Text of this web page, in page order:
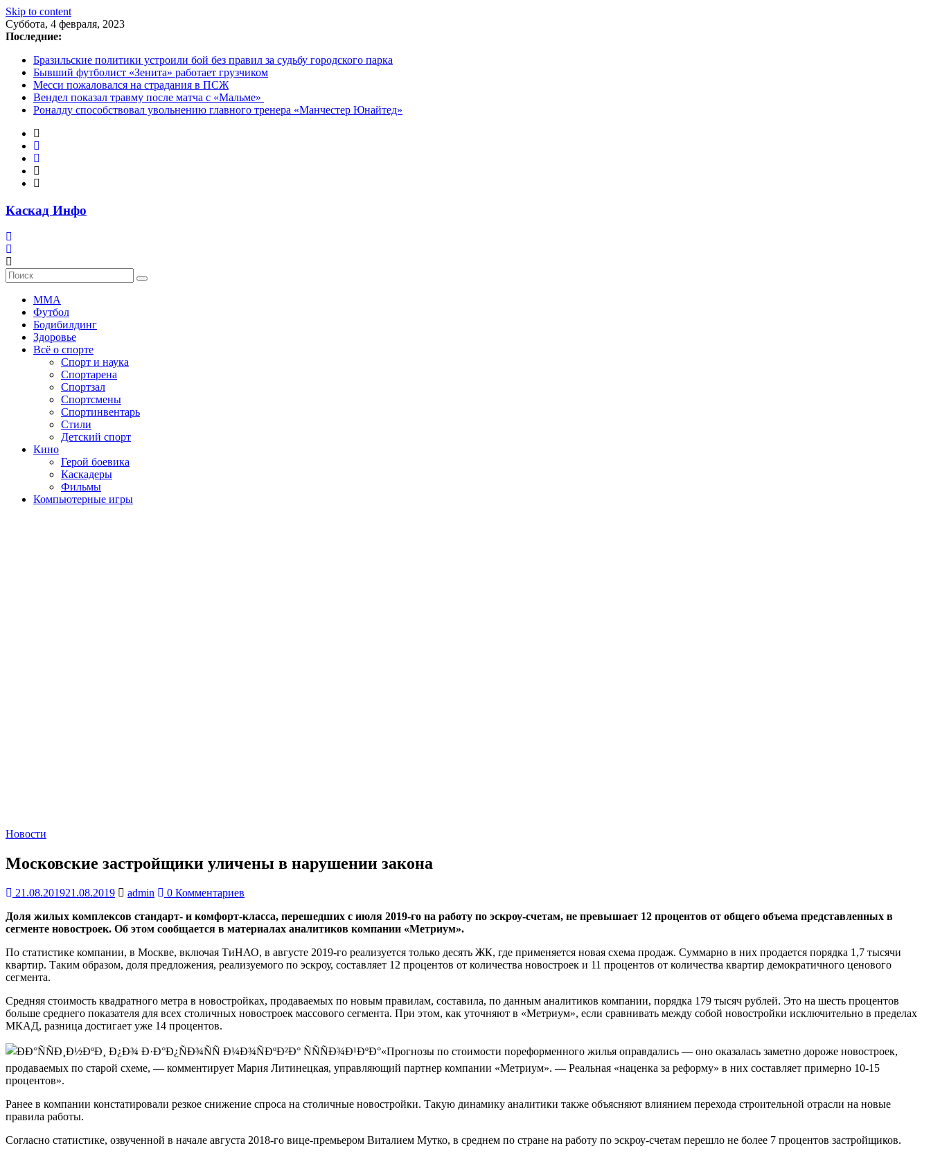
Skip to content
Суббота, 4 февраля, 2023
Последние:
Бразильские политики устроили бой без правил за судьбу городского парка
Бывший футболист «Зенита» работает грузчиком
Месси пожаловался на страдания в ПСЖ
Вендел показал травму после матча с «Мальме»
Роналду способствовал увольнению главного тренера «Манчестер Юнайтед»
Каскад Инфо
MMA
Футбол
Бодибилдинг
Здоровье
Всё о спорте
Спорт и наука
Спортарена
Спортзал
Спортсмены
Спортинвентарь
Стили
Детский спорт
Кино
Герой боевика
Каскадеры
Фильмы
Компьютерные игры
Новости
Московские застройщики уличены в нарушении закона
21.08.201921.08.2019 admin
0 Комментариев
Доля жилых комплексов стандарт- и комфорт-класса, перешедших с июля 2019-го на работу по эскроу-счетам, не превышает 12 процентов от общего объема представленных в
сегменте новостроек. Об этом сообщается в материалах аналитиков компании «Метриум».
По статистике компании, в Москве, включая ТиНАО, в августе 2019-го реализуется только десять ЖК, где применяется новая схема продаж. Суммарно в них продается порядка 1,7 тысячи
квартир. Таким образом, доля предложения, реализуемого по эскроу, составляет 12 процентов от количества новостроек и 11 процентов от количества квартир демократичного ценового
сегмента.
Средняя стоимость квадратного метра в новостройках, продаваемых по новым правилам, составила, по данным аналитиков компании, порядка 179 тысяч рублей. Это на шесть процентов
больше среднего показателя для всех столичных новостроек массового сегмента. При этом, как уточняют в «Метриум», если сравнивать между собой новостройки исключительно в пределах
МКАД, разница достигает уже 14 процентов.
«Прогнозы по стоимости пореформенного жилья оправдались — оно оказалась заметно дороже новостроек,
продаваемых по старой схеме, — комментирует Мария Литинецкая, управляющий партнер компании «Метриум». — Реальная «наценка за реформу» в них составляет примерно 10-15
процентов».
Ранее в компании констатировали резкое снижение спроса на столичные новостройки. Такую динамику аналитики также объясняют влиянием перехода строительной отрасли на новые
правила работы.
Согласно статистике, озвученной в начале августа 2018-го вице-премьером Виталием Мутко, в среднем по стране на работу по эскроу-счетам перешло не более 7 процентов застройщиков.